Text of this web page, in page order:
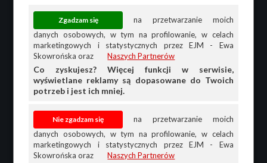
na przetwarzanie moich
danych osobowych, w tym na profilowanie, w celach
marketingowych i statystycznych przez EJM - Ewa
Skowrońska oraz
Naszych Partnerów
Co zyskujesz? Więcej funkcji w serwisie,
wyświetlane reklamy są dopasowane do Twoich
potrzeb i jest ich mniej.
na przetwarzanie moich
danych osobowych, w tym na profilowanie, w celach
marketingowych i statystycznych przez EJM - Ewa
Skowrońska oraz
Naszych Partnerów